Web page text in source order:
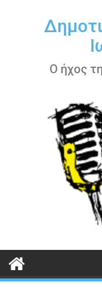
περιεχόμενο
Ο ήχος